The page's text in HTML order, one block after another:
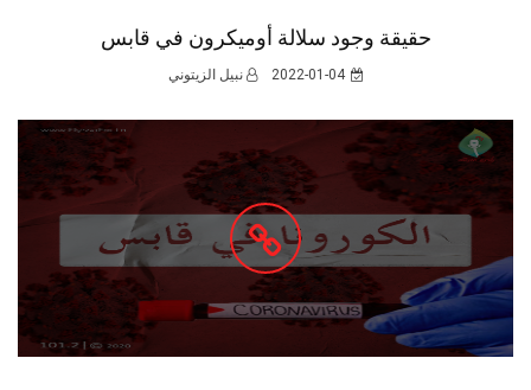
حقيقة وجود سلالة أوميكرون في قابس
2022-01-04 نبيل الزيتوني